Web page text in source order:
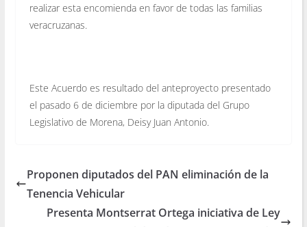
realizar esta encomienda en favor de todas las familias
veracruzanas.
Este Acuerdo es resultado del anteproyecto presentado
el pasado 6 de diciembre por la diputada del Grupo
Legislativo de Morena, Deisy Juan Antonio.
Proponen diputados del PAN eliminación de la
Tenencia Vehicular
Presenta Montserrat Ortega iniciativa de Ley